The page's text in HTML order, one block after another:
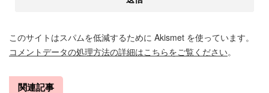
このサイトはスパムを低減するために Akismet を使っています。
コメントデータの処理方法の詳細はこちらをご覧ください。
関連記事